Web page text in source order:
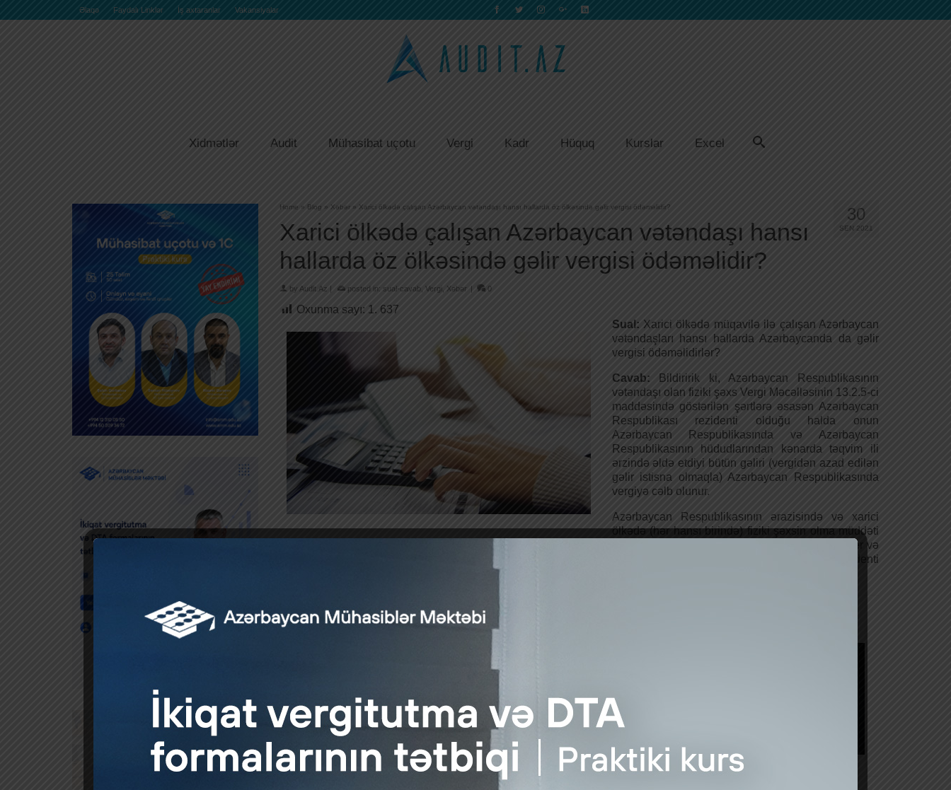
Əlaqə Faydalı Linklər İş axtaranlar Vakansiyalar
Xidmətlər Audit Mühasibat uçotu Vergi Kadr Hüquq Kurslar Excel
30
SEN 2021
Home » Blog » Xəbər » Xarici ölkədə çalışan Azərbaycan vətəndaşı hansı hallarda öz ölkəsində gəlir vergisi ödəməlidir?
Xarici ölkədə çalışan Azərbaycan vətəndaşı hansı
hallarda öz ölkəsində gəlir vergisi ödəməlidir?
by Audit.Az | posted in: sual-cavab, Vergi, Xəbər | 0
Oxunma sayı: 1. 637
Sual: Xarici ölkədə müqavilə ilə çalışan Azərbaycan
vətəndaşları hansı hallarda Azərbaycanda da gəlir
vergisi ödəməlidirlər?
Cavab:
Bildiririk ki, Azərbaycan Respublikasının
vətəndaşı olan fiziki şəxs Vergi Məcəlləsinin 13.2.5-ci
maddəsində göstərilən şərtlərə əsasən Azərbaycan
Respublikası rezidenti olduğu halda onun
Azərbaycan Respublikasında və Azərbaycan
Respublikasının hüdudlarından kənarda təqvim ili
ərzində əldə etdiyi bütün gəliri (vergidən azad edilən
gəlir istisna olmaqla) Azərbaycan Respublikasında
vergiyə cəlb olunur.
Azərbaycan Respublikasının ərazisində və xarici
ölkədə (hər hansı birində) fiziki şəxsin olma müddəti
182 gündən artıq olmadıqda, həmin fiziki şəxs daimi yaşayış yeri, həyati mənafelərinin mərkəzi, adətən yaşadığı yer və
Azərbaycan Respublikasının vətəndaşlığı meyarları üzrə müvafiq ardıcıllıqla Azərbaycan Respublikasının rezidenti
9 Oktyabrda başlayacaq “Əlavə Dəyər Vergisi üzrə nəzəri və praktiki təlim”